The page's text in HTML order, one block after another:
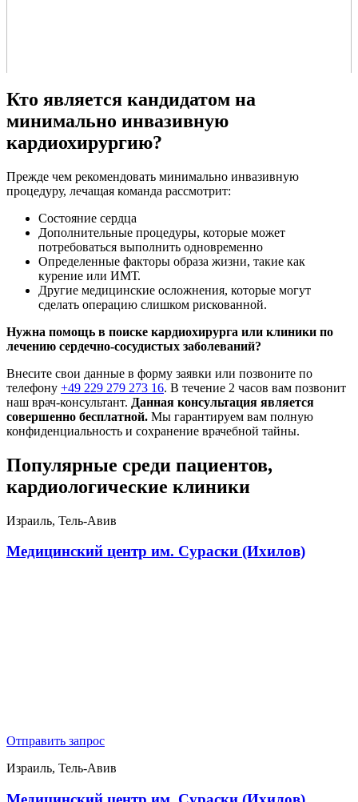
Кто является кандидатом на
минимально инвазивную
кардиохирургию?
Прежде чем рекомендовать минимально инвазивную
процедуру, лечащая команда рассмотрит:
Состояние сердца
Дополнительные процедуры, которые может
потребоваться выполнить одновременно
Определенные факторы образа жизни, такие как
курение или ИМТ.
Другие медицинские осложнения, которые могут
сделать операцию слишком рискованной.
Нужна помощь в поиске кардиохирурга или клиники по
лечению сердечно-сосудистых заболеваний?
Внесите свои данные в форму заявки или позвоните по
телефону +49 229 279 273 16. В течение 2 часов вам позвонит
наш врач-консультант. Данная консультация является
совершенно бесплатной. Мы гарантируем вам полную
конфиденциальность и сохранение врачебной тайны.
Популярные среди пациентов,
кардиологические клиники
Израиль, Тель-Авив
Медицинский центр им. Сураски (Ихилов)
Отправить запрос
Израиль, Тель-Авив